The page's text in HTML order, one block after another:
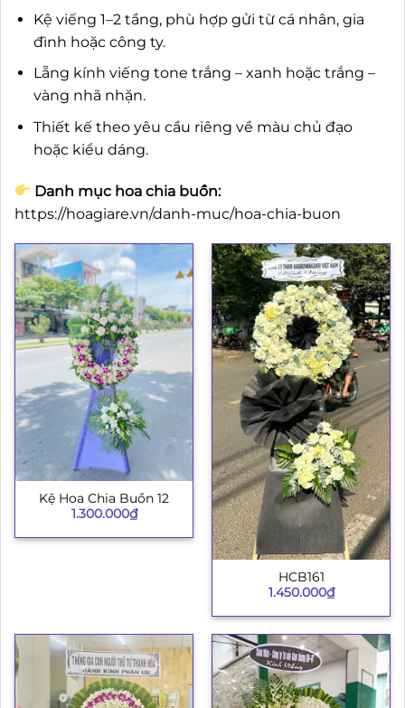
Kệ viếng 1–2 tầng, phù hợp gửi từ cá nhân, gia
đình hoặc công ty.
Lẵng kính viếng tone trắng – xanh hoặc trắng –
vàng nhã nhặn.
Thiết kế theo yêu cầu riêng về màu chủ đạo
hoặc kiểu dáng.
Danh mục hoa chia buồn:
https://hoagiare.vn/danh-muc/hoa-chia-buon
Kệ Hoa Chia Buồn 12
1.300.000₫
HCB161
1.450.000₫